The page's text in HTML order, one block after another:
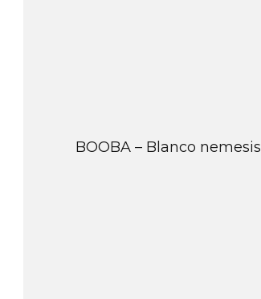
BOOBA – Blanco nemesis